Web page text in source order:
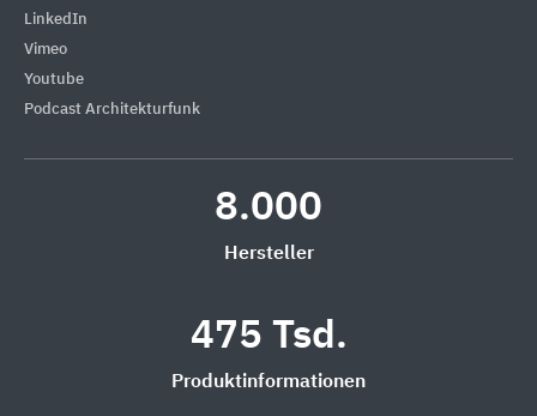
LinkedIn
Vimeo
Youtube
Podcast Architekturfunk
8.000
Hersteller
475 Tsd.
Produktinformationen